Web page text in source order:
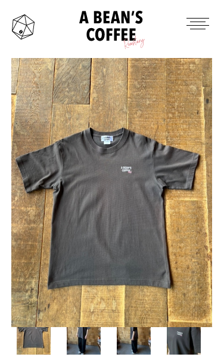
HOME
TAKE OUT MENU
PRODUCTS ITEM
CONTACT
INSTAGRAM
TWITTER
MAIL
OFFICAL SITE
Trade Law
Privacy Policy